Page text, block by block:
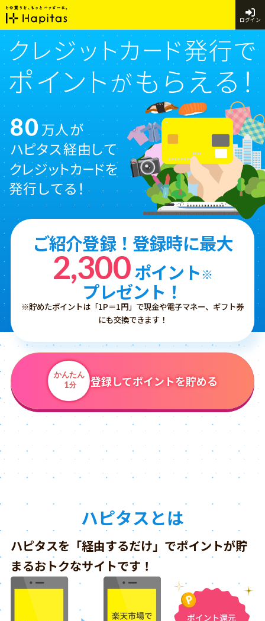
ログイン
ご紹介登録！登録時に最大
2,300ポイント※
プレゼント！
※貯めたポイントは「1P＝1円」で現金や電子マネー、ギフト券
にも交換できます！
かんたん
1分 登録してポイントを貯める
ハピタスとは
ハピタスを「経由するだけ」でポイントが貯
まるおトクなサイトです！